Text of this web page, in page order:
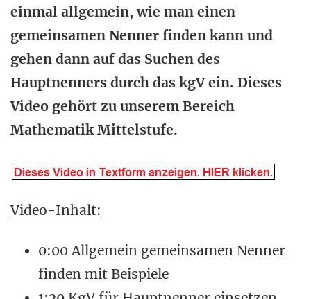
einmal allgemein, wie man einen
gemeinsamen Nenner finden kann und
gehen dann auf das Suchen des
Hauptnenners durch das kgV ein. Dieses
Video gehört zu unserem Bereich
Mathematik Mittelstufe.
Video-Inhalt:
0:00 Allgemein gemeinsamen Nenner
finden mit Beispiele